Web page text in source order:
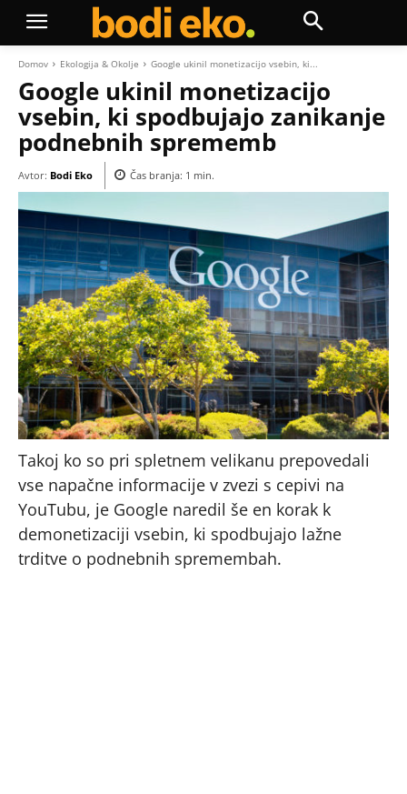
Domov Ekologija & Okolje Google ukinil monetizacijo vsebin, ki...
Google ukinil monetizacijo
vsebin, ki spodbujajo zanikanje
podnebnih sprememb
Avtor: Bodi Eko Čas branja: 1 min.
Takoj ko so pri spletnem velikanu prepovedali
vse napačne informacije v zvezi s cepivi na
YouTubu, je Google naredil še en korak k
demonetizaciji vsebin, ki spodbujajo lažne
trditve o podnebnih spremembah.